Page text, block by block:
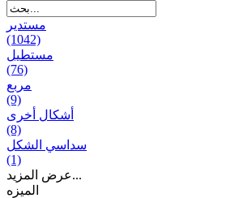
مستدير
(1042)
مستطيل
(76)
مربع
(9)
أشكال أخرى
(8)
سداسي الشكل
(1)
عرض المزيد...
المیزه